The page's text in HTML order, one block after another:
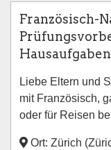
Französisch-
Liebe Eltern und
mit Französisch,
oder für Reisen
Ort: Zürich